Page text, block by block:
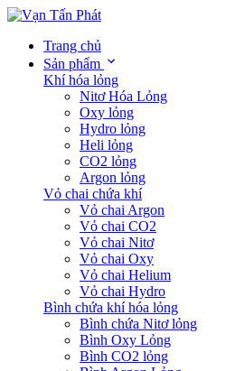
Trang chủ
Sản phẩm
Khí hóa lỏng
Nitơ Hóa Lỏng
Oxy lỏng
Hydro lỏng
Heli lỏng
CO2 lỏng
Argon lỏng
Vỏ chai chứa khí
Vỏ chai Argon
Vỏ chai CO2
Vỏ chai Nitơ
Vỏ chai Oxy
Vỏ chai Helium
Vỏ chai Hydro
Bình chứa khí hóa lỏng
Bình chứa Nitơ lỏng
Bình Oxy Lỏng
Bình CO2 lỏng